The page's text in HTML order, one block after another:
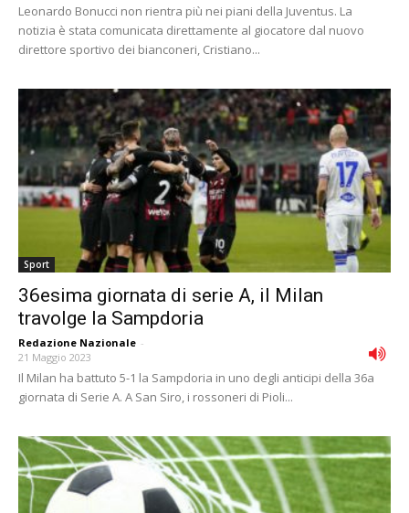
Leonardo Bonucci non rientra più nei piani della Juventus. La
notizia è stata comunicata direttamente al giocatore dal nuovo
direttore sportivo dei bianconeri, Cristiano...
Sport
36esima giornata di serie A, il Milan
travolge la Sampdoria
Redazione Nazionale -
21 Maggio 2023
Il Milan ha battuto 5-1 la Sampdoria in uno degli anticipi della 36a
giornata di Serie A. A San Siro, i rossoneri di Pioli...